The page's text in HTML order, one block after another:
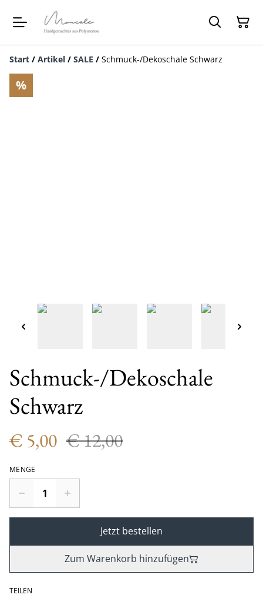
Start / Artikel / SALE / Schmuck-/Dekoschale Schwarz
%
Schmuck-/Dekoschale
Schwarz
€ 5,00 € 12,00
MENGE
Jetzt bestellen
Zum Warenkorb hinzufügen
TEILEN